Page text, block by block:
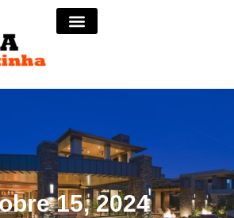
15, 2024